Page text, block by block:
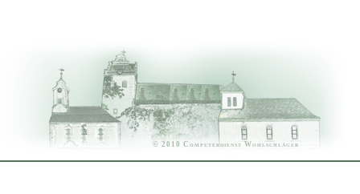
© 2010 Computerdienst Wohlschläger